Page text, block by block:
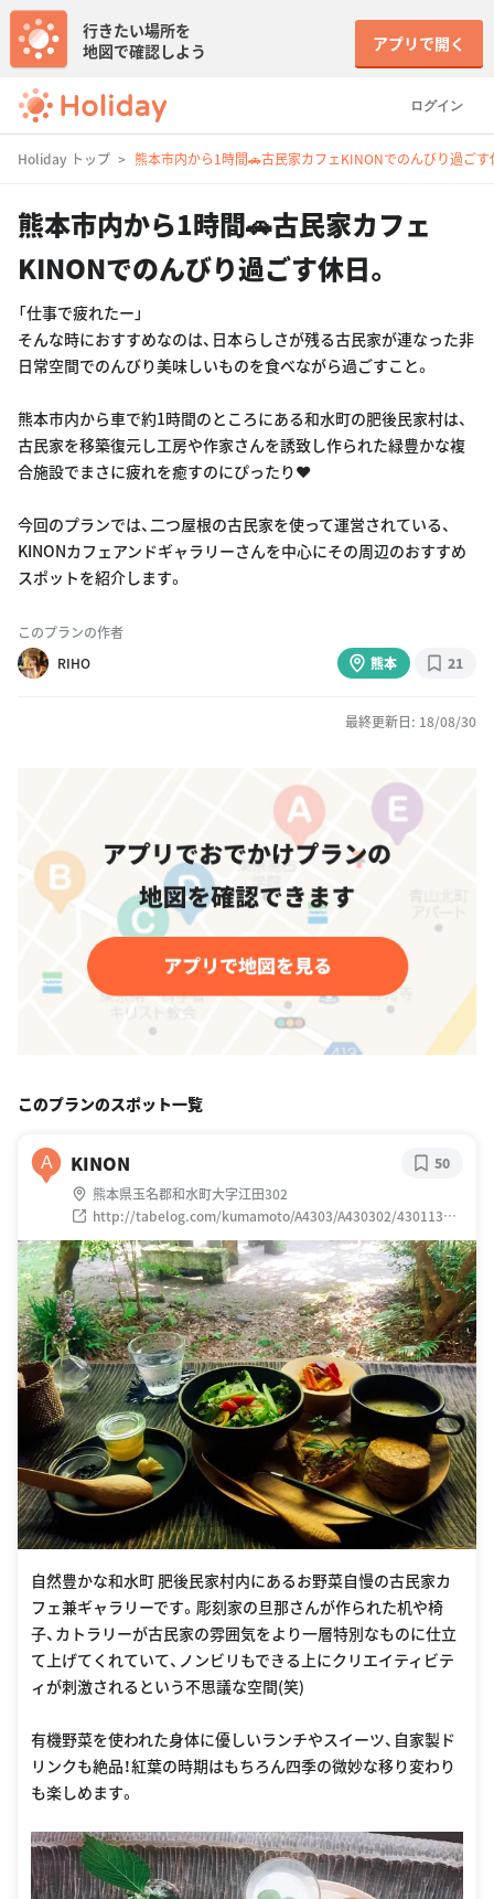
ログイン
行きたい場所を
地図で確認しよう
アプリで開く
Holiday トップ 熊本市内から1時間🚗古民家カフェKINONでのんびり過ごす
熊本市内から1時間🚗古民家カフェ
KINONでのんびり過ごす休日。
「仕事で疲れたー」
そんな時におすすめなのは、日本らしさが残る古民家が連なった非
日常空間でのんびり美味しいものを食べながら過ごすこと。
熊本市内から車で約1時間のところにある和水町の肥後民家村は、
古民家を移築復元し工房や作家さんを誘致し作られた緑豊かな複
合施設でまさに疲れを癒すのにぴったり❤️
今回のプランでは、二つ屋根の古民家を使って運営されている、
KINONカフェアンドギャラリーさんを中心にその周辺のおすすめ
スポットを紹介します。
このプランの作者
RIHO
熊本 21
最終更新日: 18/08/30
このプランのスポット一覧
A KINON
熊本県玉名郡和水町大字江田302
http://tabelog.com/kumamoto/A4303/A430302/43011340
/
50
自然豊かな和水町 肥後民家村内にあるお野菜自慢の古民家カ
フェ兼ギャラリーです。彫刻家の旦那さんが作られた机や椅
子、カトラリーが古民家の雰囲気をより一層特別なものに仕立
て上げてくれていて、ノンビリもできる上にクリエイティビテ
ィが刺激されるという不思議な空間(笑)
有機野菜を使われた身体に優しいランチやスイーツ、自家製ド
リンクも絶品！紅葉の時期はもちろん四季の微妙な移り変わり
も楽しめます。